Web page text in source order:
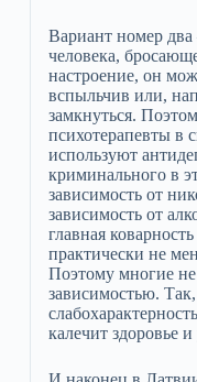
Вариант номер
человека,
настроение, он
вспыльчив или,
замкнуться.
психотерапевты в
используют
криминального в
зависимость от
зависимость от
главная
практически не
Поэтому многие
зависимостью. Так,
калечит здоровье